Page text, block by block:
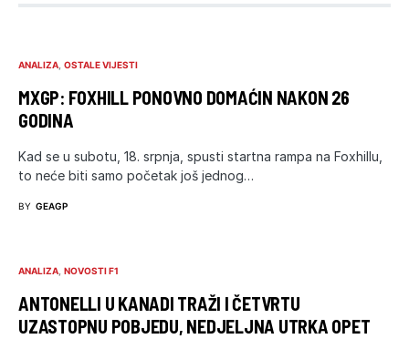
ANALIZA OSTALE VIJESTI
MXGP: FOXHILL PONOVNO DOMAĆIN NAKON 26
GODINA
Kad se u subotu, 18. srpnja, spusti startna rampа na Foxhillu,
to neće biti samo početak još jednog…
BY GEAGP
ANALIZA NOVOSTI F1
ANTONELLI U KANADI TRAŽI I ČETVRTU
UZASTOPNU POBJEDU, NEDJELJNA UTRKA OPET